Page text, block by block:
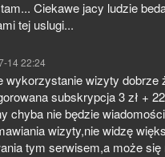
Ciekawe jacy ludzie
tej uslugi...
14 22:24
wykorzystanie wizyty dobrze
subskrypcja 3 zł +
chyba nie będzie
wizyty,nie widzę
tym serwisem,a może się